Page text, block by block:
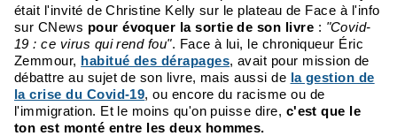
était l'invité de Christine Kelly sur le plateau de Face à l'info
sur CNews pour évoquer la sortie de son livre : "Covid-
19 : ce virus qui rend fou". Face à lui, le chroniqueur Éric
Zemmour, habitué des dérapages, avait pour mission de
débattre au sujet de son livre, mais aussi de la gestion de
la crise du Covid-19, ou encore du racisme ou de
l'immigration. Et le moins qu'on puisse dire, c'est que le
ton est monté entre les deux hommes.